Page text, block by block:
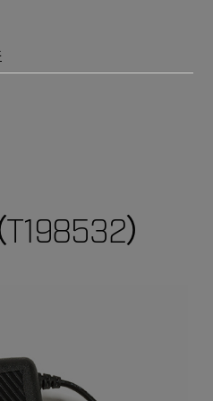
）